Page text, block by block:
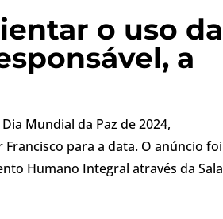
o uso da
a
Mundial da Paz de 2024,
para a data. O anúncio foi
Humano Integral através da Sala